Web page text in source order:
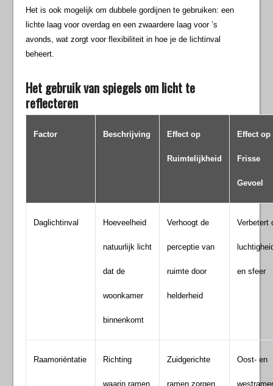
Het is ook mogelijk om dubbele gordijnen te gebruiken: een
lichte laag voor overdag en een zwaardere laag voor ’s
avonds, wat zorgt voor flexibiliteit in hoe je de lichtinval
beheert.
Het gebruik van spiegels om licht te
reflecteren
Factor Beschrijving Effect op
Ruimtelijkheid
Effect op
Frisse
Gevoel
Daglichtinval Hoeveelheid
natuurlijk licht
dat de
woonkamer
binnenkomt
Verhoogt de
perceptie van
ruimte door
helderheid
Verbetert
en sfeer
Raamoriëntatie Richting
waarin ramen
Zuidgerichte
ramen zorgen
Oost- en